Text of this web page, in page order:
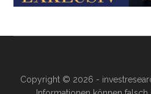
Copyright © 2026 -